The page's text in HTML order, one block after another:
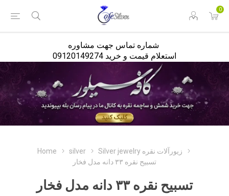
0
استعلام قیمت و خرید 09120149274
Home silver
Silver jewelry زیورآلات نقره
تسبیح نقره ۳۳ دانه مدل فخار
تسبیح نقره ۳۳ دانه مدل فخار